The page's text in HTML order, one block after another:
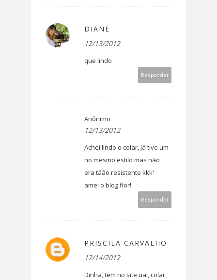
DIANE
12/13/2012
que lindo
Responder
Anônimo
12/13/2012
Achei lindo o colar, já tive um
no mesmo estilo mas não
era tãão resistente kkk'
amei o blog flor!
Responder
PRISCILA CARVALHO
12/14/2012
Dinha, tem no site uai, colar